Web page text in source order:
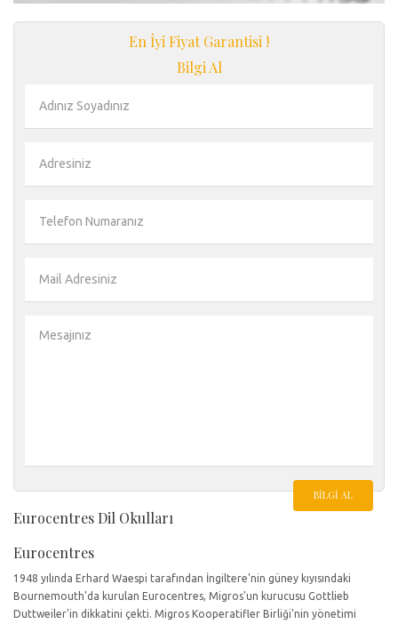
En İyi Fiyat Garantisi !
Bilgi Al
BILGI AL
Eurocentres Dil Okulları
Eurocentres
1948 yılında Erhard Waespi tarafından İngiltere'nin güney kıyısındaki
Bournemouth'da kurulan Eurocentres, Migros'un kurucusu Gottlieb
Duttweiler'in dikkatini çekti. Migros Kooperatifler Birliği'nin yönetimi